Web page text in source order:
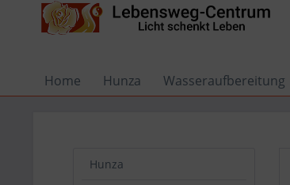
Home Hunza Wasseraufbereitung
Hunza